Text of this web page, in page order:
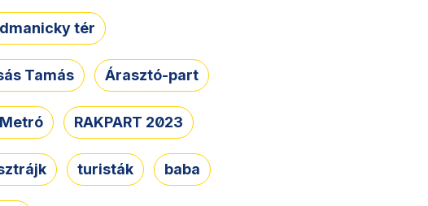
tér
Tamás Árasztó-part
RAKPART 2023
turisták baba